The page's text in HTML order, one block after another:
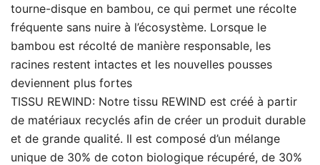
tourne-disque en bambou, ce qui permet une récolte
fréquente sans nuire à l’écosystème. Lorsque le
bambou est récolté de manière responsable, les
racines restent intactes et les nouvelles pousses
deviennent plus fortes
TISSU REWIND: Notre tissu REWIND est créé à partir
de matériaux recyclés afin de créer un produit durable
et de grande qualité. Il est composé d’un mélange
unique de 30% de coton biologique récupéré, de 30%